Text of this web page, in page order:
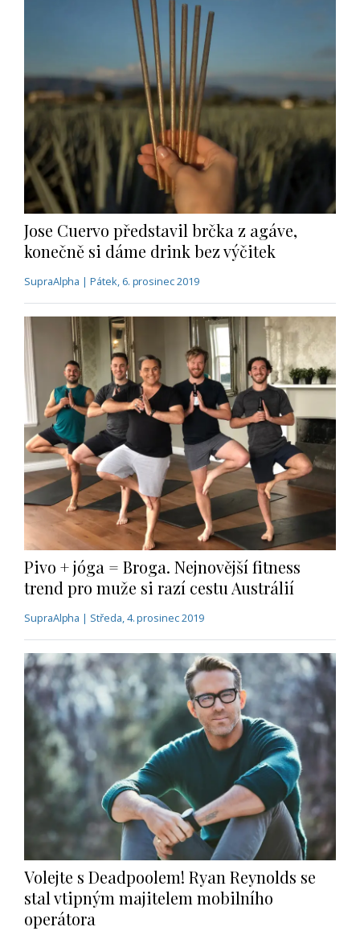
Jose Cuervo představil brčka z agáve,
konečně si dáme drink bez výčitek
SupraAlpha | Pátek, 6. prosinec 2019
Pivo + jóga = Broga. Nejnovější fitness
trend pro muže si razí cestu Austrálií
SupraAlpha | Středa, 4. prosinec 2019
Volejte s Deadpoolem! Ryan Reynolds se
stal vtipným majitelem mobilního
operátora